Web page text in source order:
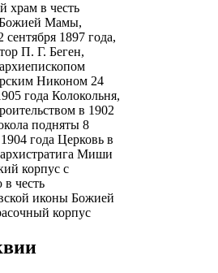
храм в честь
Мамы,
сентября 1897 года,
П. Г. Беген,
Никоном 24
года Колокольня,
в 1902
подняты 8
года Церковь в
архистратига Миши
корпус с
в честь
иконы Божией
корпус